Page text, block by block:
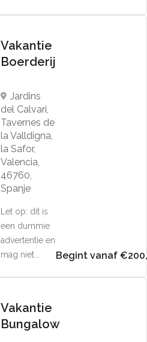
Vakantie
Boerderij
Jardins
del Calvari,
Tavernes de
la Valldigna,
la Safor,
Valencia,
46760,
Spanje
Let op: dit is
een dummie
advertentie en
mag niet...
Begint vanaf
Vakantie
Bungalow